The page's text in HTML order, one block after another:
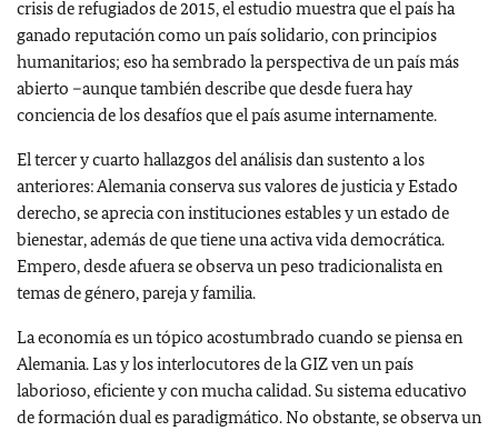
crisis de refugiados de 2015, el estudio muestra que el país ha
ganado reputación como un país solidario, con principios
humanitarios; eso ha sembrado la perspectiva de un país más
abierto –aunque también describe que desde fuera hay
conciencia de los desafíos que el país asume internamente.
El tercer y cuarto hallazgos del análisis dan sustento a los
anteriores: Alemania conserva sus valores de justicia y Estado
derecho, se aprecia con instituciones estables y un estado de
bienestar, además de que tiene una activa vida democrática.
Empero, desde afuera se observa un peso tradicionalista en
temas de género, pareja y familia.
La economía es un tópico acostumbrado cuando se piensa en
Alemania. Las y los interlocutores de la GIZ ven un país
laborioso, eficiente y con mucha calidad. Su sistema educativo
de formación dual es paradigmático. No obstante, se observa un